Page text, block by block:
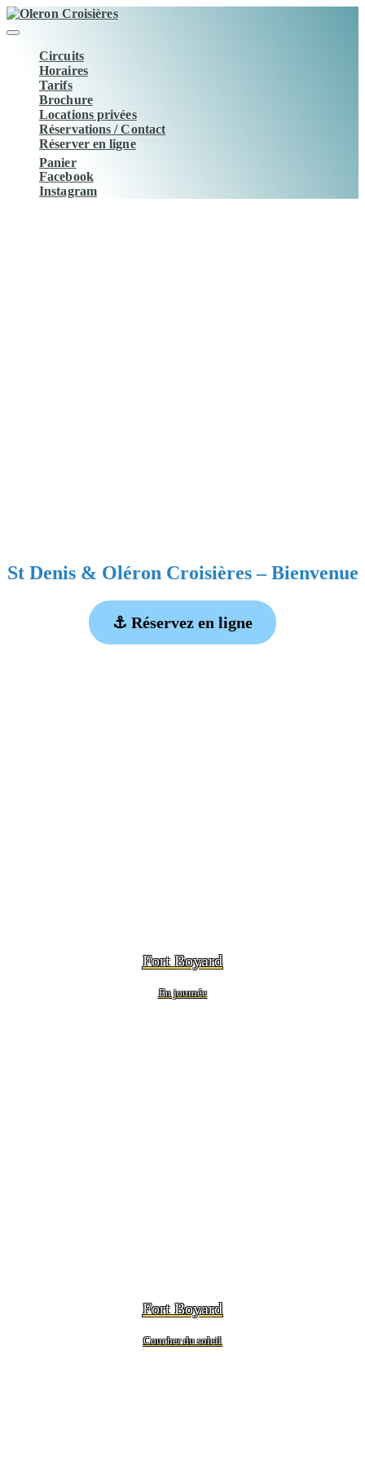
Aller
au
Circuits
Horaires
Tarifs
Brochure
Locations privées
Réservations / Contact
Réserver en ligne
Panier
Facebook
Instagram
St Denis & Oléron Croisières – Bienvenue
⚓ Réservez en ligne
Fort Boyard
En journée
Fort Boyard
Coucher du soleil